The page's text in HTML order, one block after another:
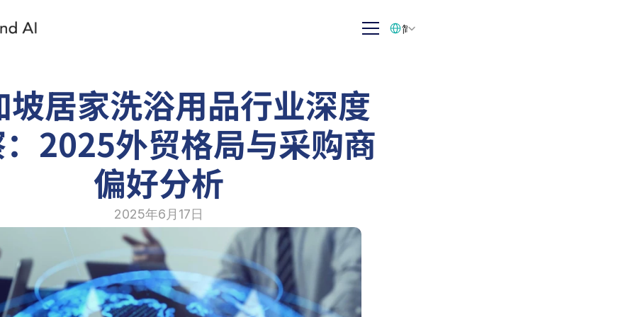
坡居家洗浴用品行业深度
2025外贸格局与采购商
偏好分析
2025年6月17日
简体中文